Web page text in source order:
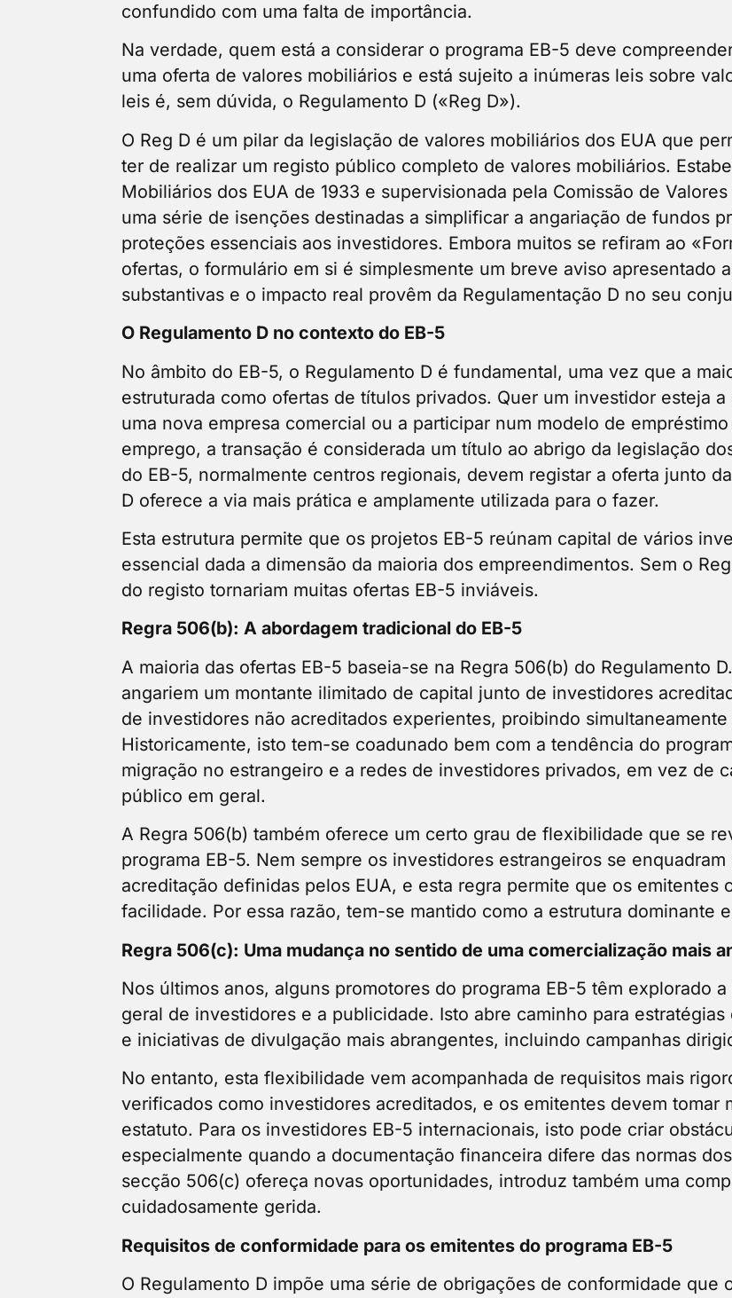
confundido com uma falta de importância.
Na verdade, quem está a considerar o programa EB-5 deve
uma oferta de valores mobiliários e está sujeito a inúmeras leis sobre
leis é, sem dúvida, o Regulamento D («Reg D»).
O Reg D é um pilar da legislação de valores mobiliários dos EUA que
ter de realizar um registo público completo de valores mobiliários.
Mobiliários dos EUA de 1933 e supervisionada pela Comissão de
uma série de isenções destinadas a simplificar a angariação de fundos
proteções essenciais aos investidores. Embora muitos se refiram ao
ofertas, o formulário em si é simplesmente um breve aviso apresentado
substantivas e o impacto real provêm da Regulamentação D no seu
O Regulamento D no contexto do EB-5
No âmbito do EB-5, o Regulamento D é fundamental, uma vez que a
estruturada como ofertas de títulos privados. Quer um investidor esteja
uma nova empresa comercial ou a participar num modelo de
emprego, a transação é considerada um título ao abrigo da legislação
do EB-5, normalmente centros regionais, devem registar a oferta junto
D oferece a via mais prática e amplamente utilizada para o fazer.
Esta estrutura permite que os projetos EB-5 reúnam capital de vários
essencial dada a dimensão da maioria dos empreendimentos. Sem o
do registo tornariam muitas ofertas EB-5 inviáveis.
Regra 506(b): A abordagem tradicional do EB-5
A maioria das ofertas EB-5 baseia-se na Regra 506(b) do Regulamento
angariem um montante ilimitado de capital junto de investidores
de investidores não acreditados experientes, proibindo
Historicamente, isto tem-se coadunado bem com a tendência do
migração no estrangeiro e a redes de investidores privados, em vez de
público em geral.
A Regra 506(b) também oferece um certo grau de flexibilidade que se
programa EB-5. Nem sempre os investidores estrangeiros se
acreditação definidas pelos EUA, e esta regra permite que os emitentes
facilidade. Por essa razão, tem-se mantido como a estrutura dominante
Regra 506(c): Uma mudança no sentido de uma comercialização mais
Nos últimos anos, alguns promotores do programa EB-5 têm explorado
geral de investidores e a publicidade. Isto abre caminho para
e iniciativas de divulgação mais abrangentes, incluindo campanhas
No entanto, esta flexibilidade vem acompanhada de requisitos mais
verificados como investidores acreditados, e os emitentes devem tomar
estatuto. Para os investidores EB-5 internacionais, isto pode criar
especialmente quando a documentação financeira difere das normas
secção 506(c) ofereça novas oportunidades, introduz também uma
cuidadosamente gerida.
Requisitos de conformidade para os emitentes do programa EB-5
O Regulamento D impõe uma série de obrigações de conformidade que